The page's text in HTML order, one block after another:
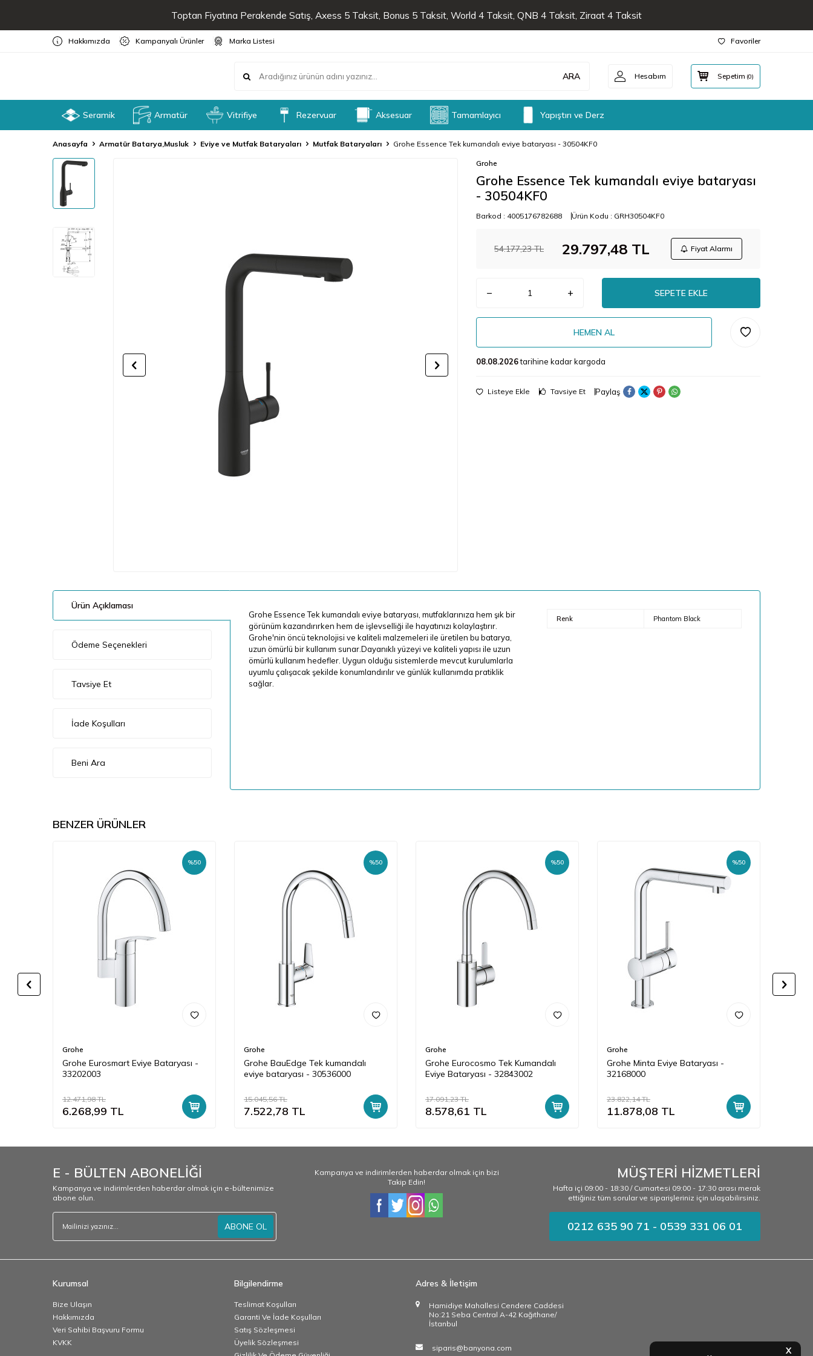
X
Toptan Fiyatına Perakende Satış, Axess 5 Taksit, Bonus 5 Taksit, World 4 Taksit, QNB 4 Taksit, Ziraat 4 Taksit
Hakkımızda Kampanyalı Ürünler Marka Listesi Favoriler
ARA Hesabım Sepetim (0)
Seramik Armatür Vitrifiye Rezervuar Aksesuar Tamamlayıcı Yapıştırı ve Derz
Anasayfa Armatür Batarya,Musluk Eviye ve Mutfak Bataryaları Mutfak Bataryaları Grohe Essence Tek kumandalı eviye bataryası - 30504KF0
Grohe
Grohe Essence Tek kumandalı eviye bataryası
- 30504KF0
Barkod : 4005176782688 Ürün Kodu : GRH30504KF0
54.177,23TL 29.797,48 TL Fiyat Alarmı
SEPETE EKLE
HEMEN AL
08.08.2026tarihine kadar kargoda
Listeye Ekle Tavsiye Et Paylaş
Ürün Açıklaması
Ödeme Seçenekleri
Tavsiye Et
İade Koşulları
Beni Ara
Grohe Essence Tek kumandalı eviye bataryası, mutfaklarınıza hem şık bir
görünüm kazandırırken hem de işlevselliği ile hayatınızı kolaylaştırır.
Grohe'nin öncü teknolojisi ve kaliteli malzemeleri ile üretilen bu batarya,
uzun ömürlü bir kullanım sunar.Dayanıklı yüzeyi ve kaliteli yapısı ile uzun
ömürlü kullanım hedefler. Uygun olduğu sistemlerde mevcut kurulumlarla
uyumlu çalışacak şekilde konumlandırılır ve günlük kullanımda pratiklik
sağlar.
Renk Phantom Black
BENZER ÜRÜNLER
%50
Grohe
Grohe Eurosmart Eviye Bataryası -
33202003
12.471,98TL
6.268,99 TL
%50
Grohe
Grohe BauEdge Tek kumandalı
eviye bataryası - 30536000
15.045,56TL
7.522,78 TL
%50
Grohe
Grohe Eurocosmo Tek Kumandalı
Eviye Bataryası - 32843002
17.091,23TL
8.578,61 TL
%50
Grohe
Grohe Minta Eviye Bataryası -
32168000
23.822,14TL
11.878,08 TL
E - BÜLTEN ABONELİĞİ
Kampanya ve indirimlerden haberdar olmak için e-bültenimize
abone olun.
ABONE OL
Kampanya ve indirimlerden haberdar olmak için bizi
Takip Edin!
MÜŞTERİ HİZMETLERİ
Hafta içi 09:00 - 18:30 / Cumartesi 09:00 - 17:30 arası merak
ettiğiniz tüm sorular ve siparişleriniz için ulaşabilirsiniz.
0212 635 90 71 - 0539 331 06 01
Kurumsal
Bize Ulaşın
Hakkımızda
Veri Sahibi Başvuru Formu
KVKK
Bilgilendirme
Teslimat Koşulları
Garanti Ve İade Koşulları
Satış Sözleşmesi
Üyelik Sözleşmesi
Adres & İletişim
Hamidiye Mahallesi Cendere Caddesi
No:21 Seba Central A-42 Kağıthane/
İstanbul
siparis@banyona.com